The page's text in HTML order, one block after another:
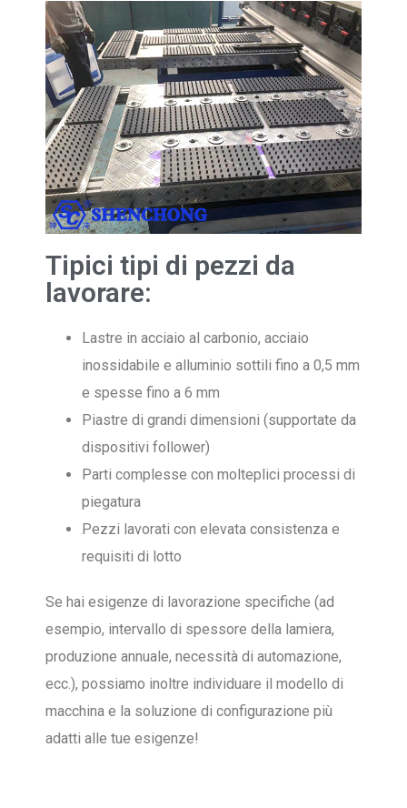
Tipici tipi di pezzi da
lavorare:
Lastre in acciaio al carbonio, acciaio
inossidabile e alluminio sottili fino a 0,5 mm
e spesse fino a 6 mm
Piastre di grandi dimensioni (supportate da
dispositivi follower)
Parti complesse con molteplici processi di
piegatura
Pezzi lavorati con elevata consistenza e
requisiti di lotto
Se hai esigenze di lavorazione specifiche (ad
esempio, intervallo di spessore della lamiera,
produzione annuale, necessità di automazione,
ecc.), possiamo inoltre individuare il modello di
macchina e la soluzione di configurazione più
adatti alle tue esigenze!